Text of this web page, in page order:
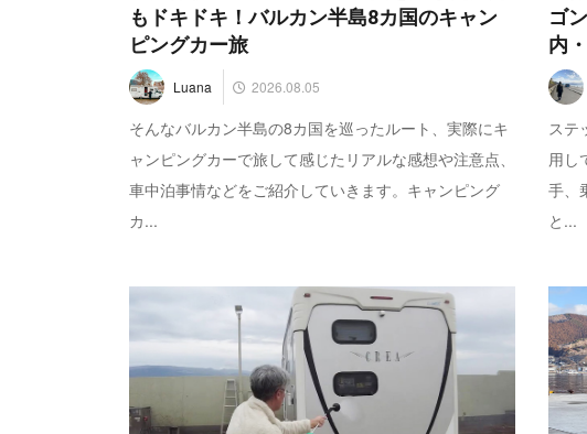
もドキドキ！バルカン半島8カ国のキャン
ピングカー旅
Luana 2026.08.05
そんなバルカン半島の8カ国を巡ったルート、実際にキ
ャンピングカーで旅して感じたリアルな感想や注意点、
車中泊事情などをご紹介していきます。キャンピング
カ...
ゴ
内
ステ
用し
手、
と...